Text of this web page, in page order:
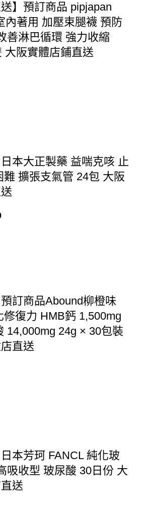
送】預訂商品 pipjapan
內著用 加壓束腿襪 預防
善淋巴循環 強力收縮
大阪實體店鋪直送
日本大正製藥 益喘克咳 止
難 擴張支氣管 24包 大阪
預訂商品Abound柳橙味
修復力 HMB鈣 1,500mg
14,000mg 24g × 30包裝
直送
日本芳珂 FANCL 純化玻
吸收型 玻尿酸 30日份 大
送